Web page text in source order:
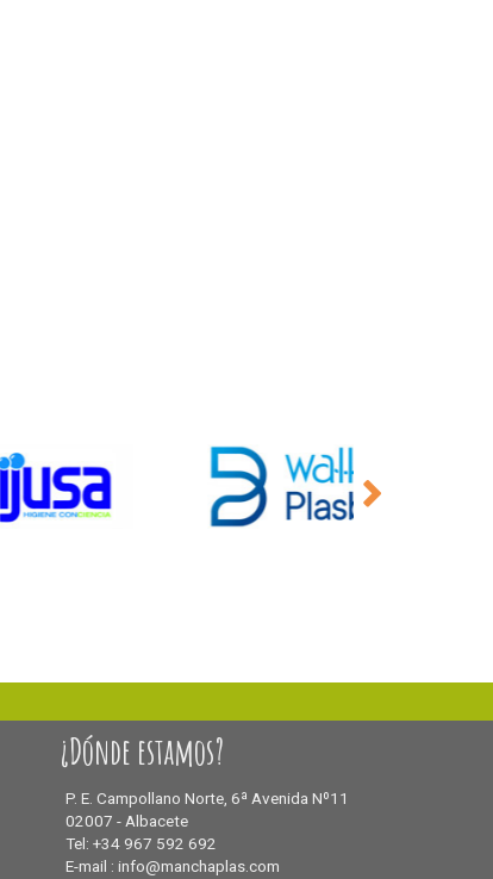
¿Dónde estamos?
P. E. Campollano Norte, 6ª Avenida Nº11
02007 - Albacete
Tel: +34 967 592 692
E-mail : info@manchaplas.com